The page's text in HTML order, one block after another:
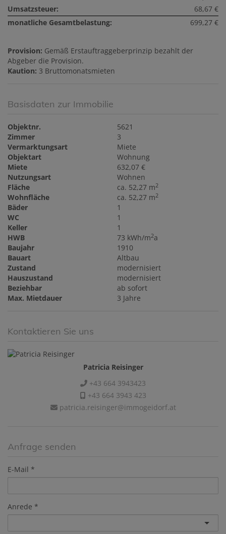
Umsatzsteuer:
68,67 €
monatliche Gesamtbelastung:
699,27 €
Provision: Gemäß Erstauftraggeberprinzip bezahlt der
Abgeber die Provision.
Kaution: 3 Bruttomonatsmieten
Basisdaten zur Immobilie
Objektnr.
5621
Zimmer
3
Vermarktungsart
Miete
Objektart
Wohnung
Miete
632,07 €
Nutzungsart
Wohnen
Fläche
ca. 52,27 m2
Wohnfläche ca. 52,27 m2
Bäder
1
WC
1
Keller
1
HWB
73 kWh/m2a
Baujahr
1910
Bauart
Altbau
Zustand
modernisiert
Hauszustand
modernisiert
Beziehbar
ab sofort
Max. Mietdauer
3 Jahre
Kontaktieren Sie uns
Patricia Reisinger
+43 664 3943423
+43 664 3943 423
patricia.reisinger@immogeidorf.at
Anfrage senden
E-Mail
Anrede